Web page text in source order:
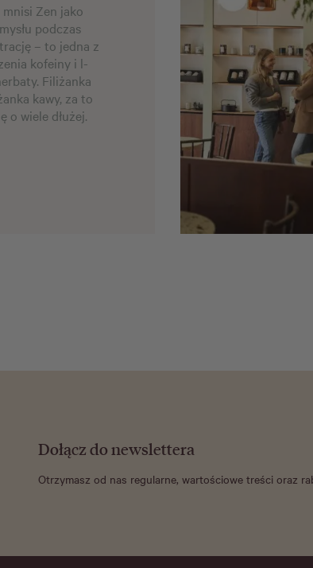
Zen jako
podczas
– to jedna z
kofeiny i l-
Filiżanka
kawy, za to
o wiele dłużej.
Dołącz do newslettera
Otrzymasz od nas regularne, wartościowe treści oraz